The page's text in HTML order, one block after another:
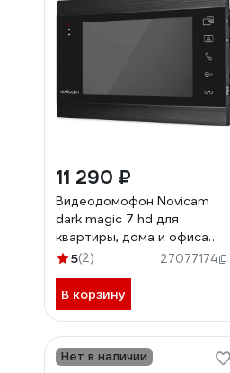
11 290 ₽
Видеодомофон Novicam
dark magic 7 hd для
квартиры, дома и офиса
4822
5(2) 27077174
В корзину
Нет в наличии